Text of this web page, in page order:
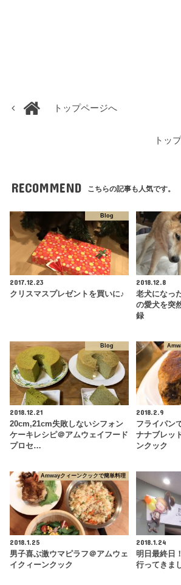
トップページへ
トッ
RECOMMEND こちらの記事も人気です。
Blog
2017.12.23
クリスマスプレゼントを買いに♪
2018.12.8
老犬になっ
の愛犬を突
録
Blog
2018.12.21
20cm,21cm失敗しないシフォン
ケーキレシピ＠アムウェイフード
プロセ…
2018.2.9
フライパン
ナナブレッ
ンクック
Amwayクィーンクックで簡単料理
2018.1.25
男子喜ぶ激ウマピラフ＠アムウェ
イクィーンクック
2018.1.24
明日最終日
行ってきま